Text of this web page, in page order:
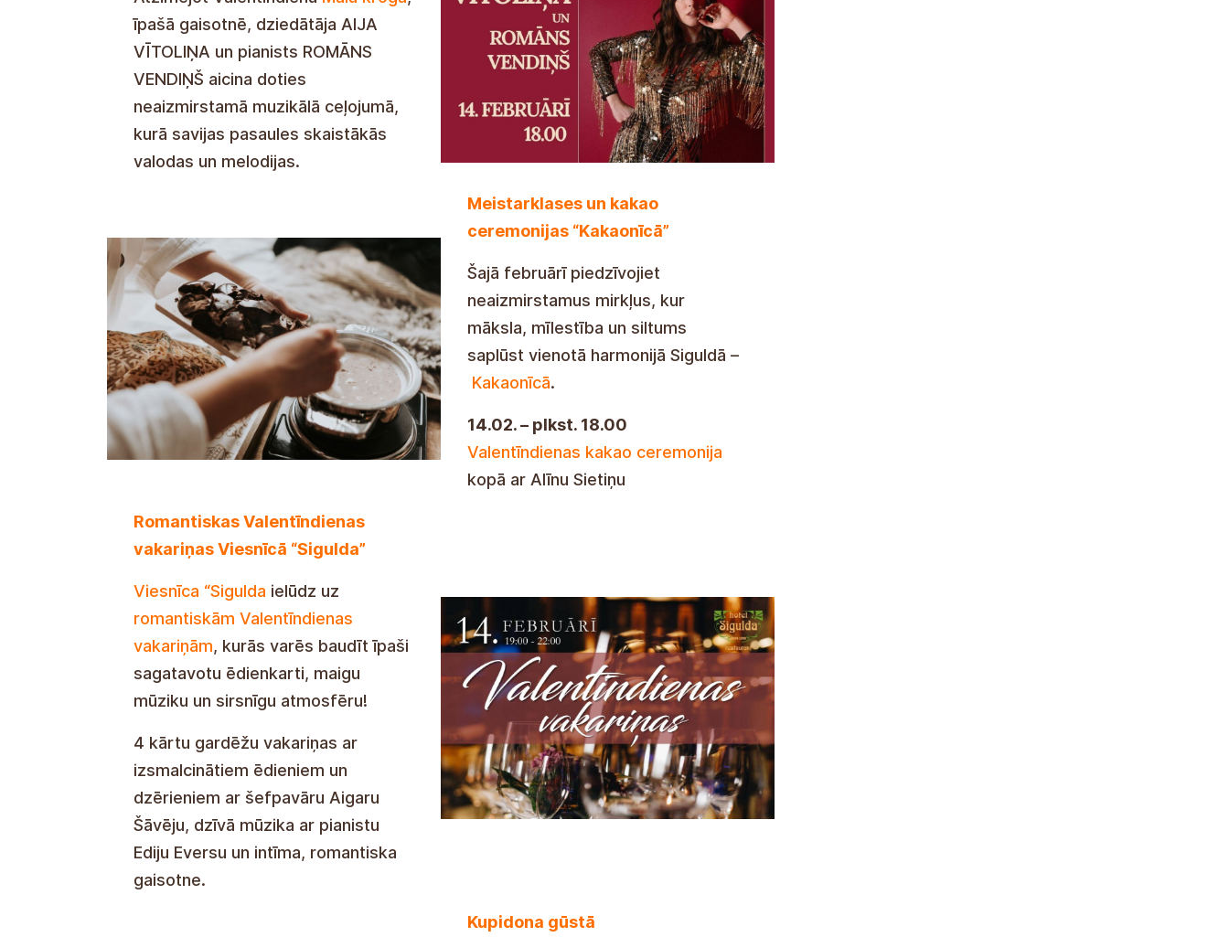
īpašā gaisotnē, dziedātāja AIJA
VĪTOLIŅA un pianists ROMĀNS
VENDIŅŠ aicina doties
neaizmirstamā muzikālā ceļojumā,
kurā savijas pasaules skaistākās
valodas un melodijas.
Meistarklases un kakao
ceremonijas “Kakaonīcā”
Šajā februārī piedzīvojiet
neaizmirstamus mirkļus, kur
māksla, mīlestība un siltums
saplūst vienotā harmonijā Siguldā –
Kakaonīcā.
14.02. – plkst. 18.00
Valentīndienas kakao ceremonija
kopā ar Alīnu Sietiņu
Romantiskas Valentīndienas
vakariņas Viesnīcā “Sigulda”
Viesnīca “Sigulda ielūdz uz
romantiskām Valentīndienas
vakariņām, kurās varēs baudīt īpaši
sagatavotu ēdienkarti, maigu
mūziku un sirsnīgu atmosfēru!
4 kārtu gardēžu vakariņas ar
izsmalcinātiem ēdieniem un
dzērieniem ar šefpavāru Aigaru
Šāvēju, dzīvā mūzika ar pianistu
Ediju Eversu un intīma, romantiska
gaisotne.
Kupidona gūstā